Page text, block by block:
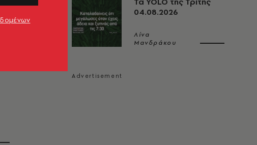
04.08.2026
Λίνα
Μανδράκου